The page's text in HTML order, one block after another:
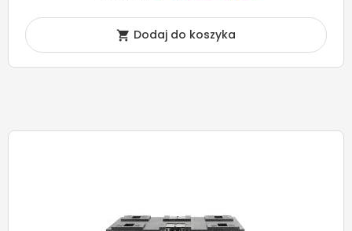
 Dodaj do koszyka